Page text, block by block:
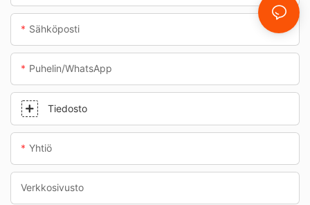
Sähköposti
Puhelin/WhatsApp
Tiedosto
Yhtiö
Verkkosivusto